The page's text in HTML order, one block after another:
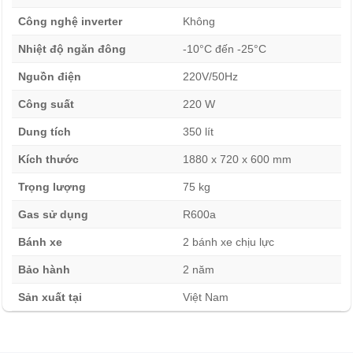
Công nghệ inverter Không
Nhiệt độ ngăn đông -10°C đến -25°C
Nguồn điện 220V/50Hz
Công suất 220 W
Dung tích 350 lít
Kích thước 1880 x 720 x 600 mm
Trọng lượng 75 kg
Gas sử dụng R600a
Bánh xe 2 bánh xe chịu lực
Bảo hành 2 năm
Sản xuất tại Việt Nam